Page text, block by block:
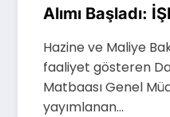
Alımı Başladı:
Hazine ve Maliye
faaliyet gösteren
Matbaası Genel
yayımlanan…